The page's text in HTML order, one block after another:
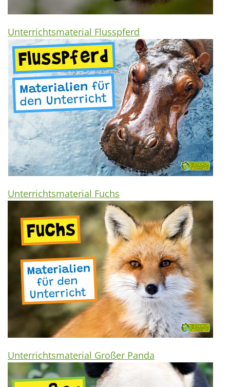
Unterrichtsmaterial Flusspferd
Unterrichtsmaterial Fuchs
Unterrichtsmaterial Großer Panda